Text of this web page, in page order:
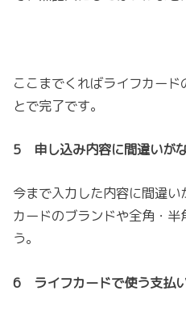
ここまでくればライフカー
とで完了です。
5 申し込み内容に間違いが
今まで入力した内容に間違い
カードのブランドや全角・半
う。
6 ライフカードで使う支払